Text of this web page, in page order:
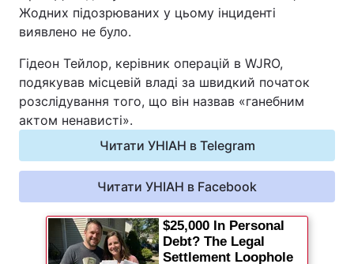
Жодних підозрюваних у цьому інциденті
виявлено не було.
Гідеон Тейлор, керівник операцій в WJRO,
подякував місцевій владі за швидкий початок
розслідування того, що він назвав «ганебним
актом ненависті».
Читати УНІАН в Telegram
Читати УНІАН в Facebook